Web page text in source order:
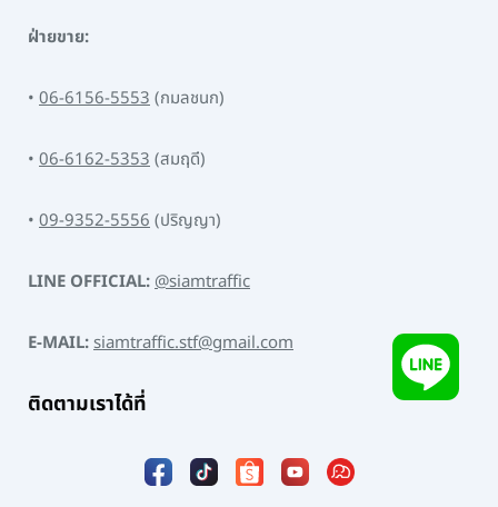
ฝ่ายขาย:
• 06-6156-5553(กมลชนก)
• 06-6162-5353(สมฤดี)
• 09-9352-5556(ปริญญา)
LINE OFFICIAL:@siamtraffic
E-MAIL:siamtraffic.stf@gmail.com
ติดตามเราได้ที่